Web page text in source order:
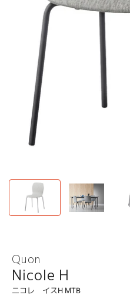
Quon
Nicole H
二コレ イスH MTB